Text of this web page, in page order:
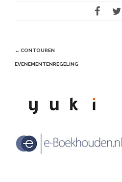
Post
navigation
← CONTOUREN
EVENEMENTENREGELING